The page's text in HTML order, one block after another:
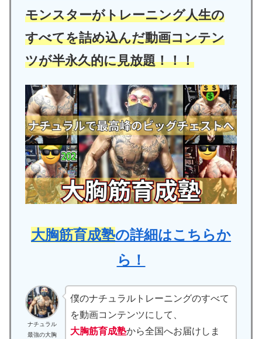
モンスターがトレーニング人生の
すべてを詰め込んだ動画コンテン
ツが半永久的に見放題！！！
大胸筋育成塾の詳細はこちらか
ら！
ナチュラル
最強の大胸
僕のナチュラルトレーニングのすべて
を動画コンテンツにして、
大胸筋育成塾から全国へお届けしま